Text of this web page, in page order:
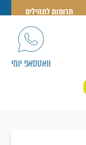
תרומות לתהילים
וואטסאפ יומי